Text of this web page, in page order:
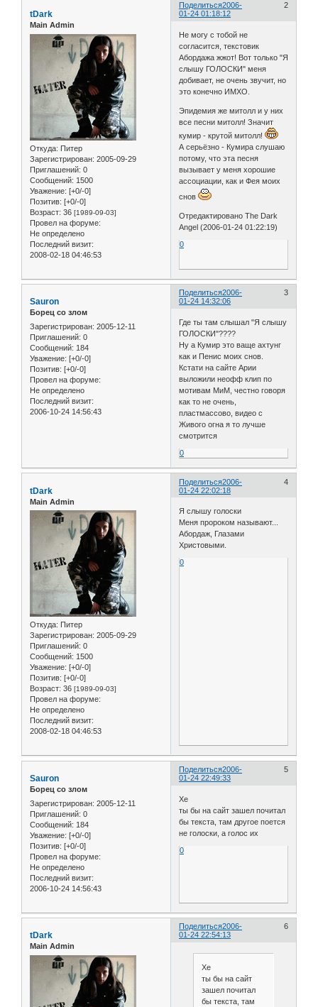
Поделиться 2
2006-
01-24 01:18:12
tDark
Main Admin
Откуда: Питер
Зарегистрирован: 2005-09-29
Приглашений: 0
Сообщений: 1500
Уважение: [+0/-0]
Позитив: [+0/-0]
Возраст: 36 [1989-09-03]
Провел на форуме:
Не определено
Последний визит:
2008-02-18 04:46:53
Не могу с тобой не
согласится, текстовик
Абордажа жжот! Вот только "Я
слышу ГОЛОСКИ" меня
добивает, не очень звучит, но
это конечно ИМХО.
Эпидемия же митолл и у них
все песни митолл! Значит
кумир - крутой митолл!
А серьёзно - Кумира слушаю
потому, что эта песня
вызывает у меня хорошие
ассоциации, как и Фея моих
снов
Отредактировано The Dark
Angel (2006-01-24 01:22:19)
0
Поделиться 3
2006-
01-24 14:32:06
Sauron
Борец со злом
Зарегистрирован: 2005-12-11
Приглашений: 0
Сообщений: 184
Уважение: [+0/-0]
Позитив: [+0/-0]
Провел на форуме:
Не определено
Последний визит:
2006-10-24 14:56:43
Где ты там слышал "Я слышу
ГОЛОСКИ"????
Ну а Кумир это ваще ахтунг
как и Пенис моих снов.
Кстати на сайте Арии
выложили неофф клип по
мотивам МиМ, честно говоря
как то не очень,
пластмассово, видео с
Живого огна я то лучше
смотрится
0
Поделиться 4
2006-
01-24 22:02:18
tDark
Main Admin
Откуда: Питер
Зарегистрирован: 2005-09-29
Приглашений: 0
Сообщений: 1500
Уважение: [+0/-0]
Позитив: [+0/-0]
Возраст: 36 [1989-09-03]
Провел на форуме:
Не определено
Последний визит:
2008-02-18 04:46:53
Я слышу голоски
Меня пророком называют...
Абордаж, Глазами
Христовыми.
0
Поделиться 5
2006-
01-24 22:49:33
Sauron
Борец со злом
Зарегистрирован: 2005-12-11
Приглашений: 0
Сообщений: 184
Уважение: [+0/-0]
Позитив: [+0/-0]
Провел на форуме:
Не определено
Последний визит:
2006-10-24 14:56:43
Хе
ты бы на сайт зашел почитал
бы текста, там другое поется
не голоски, а голос их
0
Поделиться 6
2006-
01-24 22:54:13
tDark
Main Admin
Хе
ты бы на сайт
зашел почитал
бы текста, там